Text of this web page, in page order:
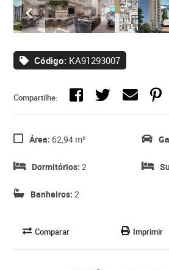
Código: KA91293007
Compartilhe:
Área: 62,94 m²
Dormitórios: 2
Banheiros: 2
Comparar Imprimir